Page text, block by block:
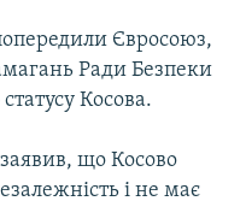
Євросоюз,
Ради Безпеки
Косова.
що Косово
і не має